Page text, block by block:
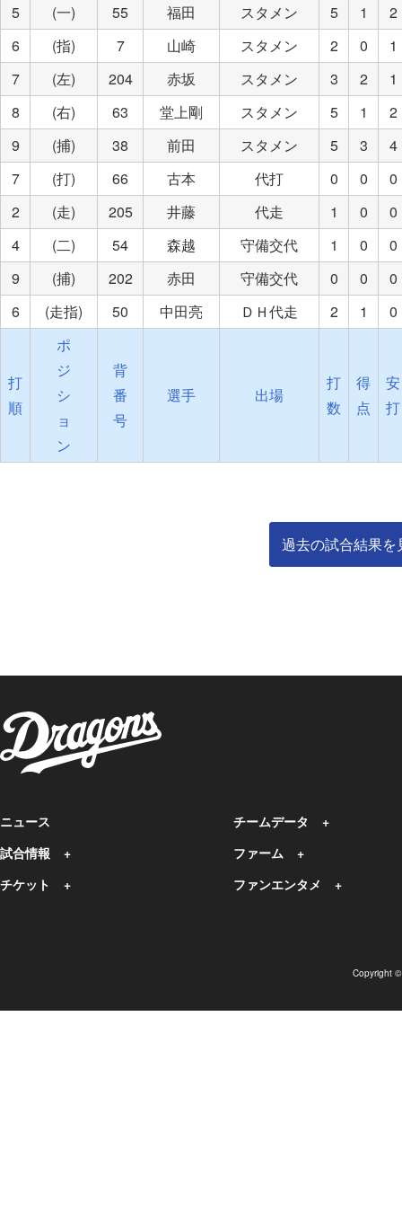
5 (一) 55 福田 スタメン 5 1
2
6
(指) 7 山崎 スタメン 2 0
1
7
(左) 204 赤坂 スタメン 3 2
1
8
(右) 63 堂上剛 スタメン 5 1
2
9
(捕) 38 前田 スタメン 5 3
4
7
(打) 66 古本 代打 0 0
0
2
(走) 205 井藤 代走 1 0
0
4
(二) 54 森越 守備交代 1 0
0
9
(捕) 202 赤田 守備交代 0 0
0
6
(走指) 50 中田亮 ＤＨ代走 2 1 0
打
順
ポ
ジ
シ
ョ
ン
背
番
号
選手 出場
打
数
得
点
安
打
過去の試合結果
ニュース
試合情報
チケット
チームデータ
ファーム
ファンエンタメ
Copyright